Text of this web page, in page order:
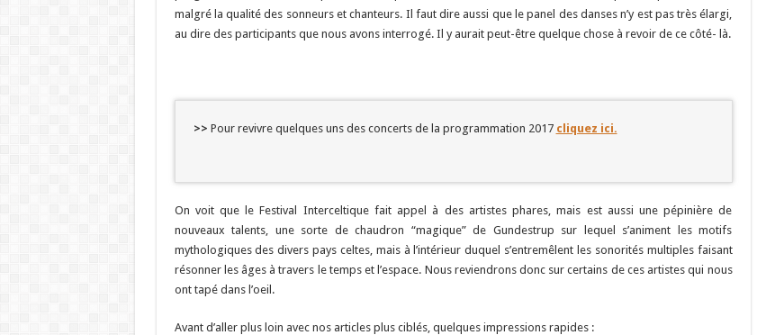
malgré la qualité des sonneurs et chanteurs. Il faut dire aussi que le panel des danses n’y est pas très élargi,
au dire des participants que nous avons interrogé. Il y aurait peut-être quelque chose à revoir de ce côté- là.
>> Pour revivre quelques uns des concerts de la programmation 2017 cliquez ici.
On voit que le Festival Interceltique fait appel à des artistes phares, mais est aussi une pépinière de
nouveaux talents, une sorte de chaudron “magique” de Gundestrup sur lequel s’animent les motifs
mythologiques des divers pays celtes, mais à l’intérieur duquel s’entremêlent les sonorités multiples faisant
résonner les âges à travers le temps et l’espace. Nous reviendrons donc sur certains de ces artistes qui nous
ont tapé dans l’oeil.
Avant d’aller plus loin avec nos articles plus ciblés, quelques impressions rapides :